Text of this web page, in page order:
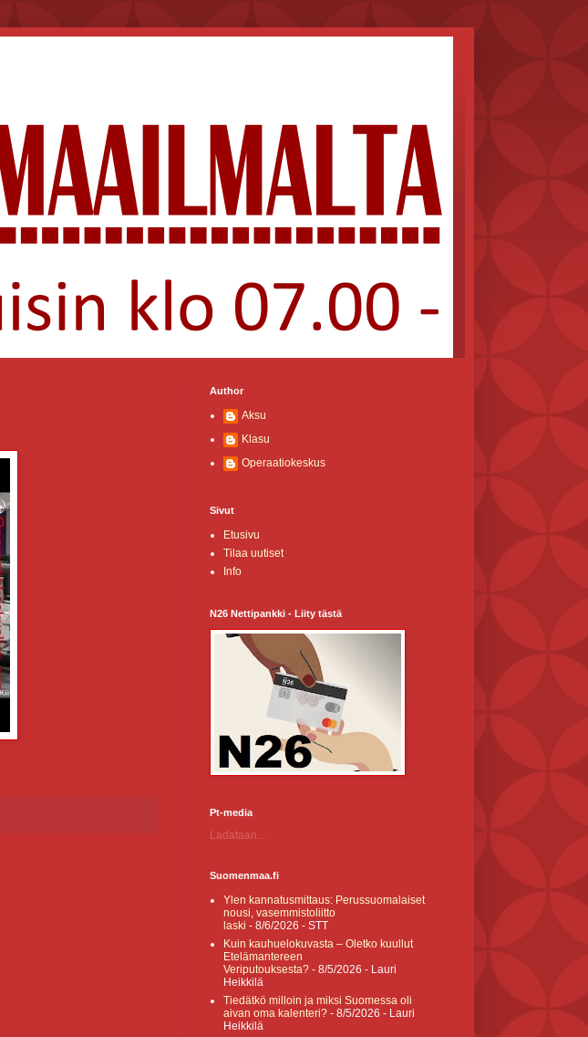
Author
Aksu
Klasu
Operaatiokeskus
Sivut
Etusivu
Tilaa uutiset
Info
N26 Nettipankki - Liity tästä
Pt-media
Ladataan...
Suomenmaa.fi
Ylen kannatusmittaus: Perussuomalaiset
nousi, vasemmistoliitto
laski - 8/6/2026 - STT
Kuin kauhuelokuvasta – Oletko kuullut
Etelämantereen
Veriputouksesta? - 8/5/2026 - Lauri
Heikkilä
Tiedätkö milloin ja miksi Suomessa oli
aivan oma kalenteri? - 8/5/2026 - Lauri
Heikkilä